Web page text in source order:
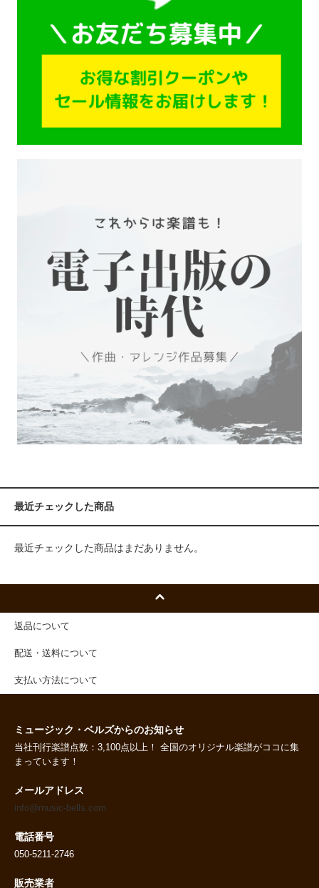
最近チェックした商品
最近チェックした商品はまだありません。
返品について
配送・送料について
支払い方法について
ミュージック・ベルズからのお知らせ
当社刊行楽譜点数：3,100点以上！ 全国のオリジナル楽譜がココに集
まっています！
メールアドレス
info@music-bells.com
電話番号
050-5211-2746
販売業者